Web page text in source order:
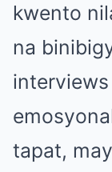
kwento
na
tapat,